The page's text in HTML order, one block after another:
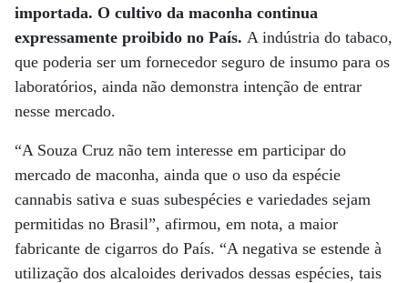
importada. O cultivo da maconha continua
expressamente proibido no País. A indústria do tabaco,
que poderia ser um fornecedor seguro de insumo para os
laboratórios, ainda não demonstra intenção de entrar
nesse mercado.
“A Souza Cruz não tem interesse em participar do
mercado de maconha, ainda que o uso da espécie
cannabis sativa e suas subespécies e variedades sejam
permitidas no Brasil”, afirmou, em nota, a maior
fabricante de cigarros do País. “A negativa se estende à
utilização dos alcaloides derivados dessas espécies, tais